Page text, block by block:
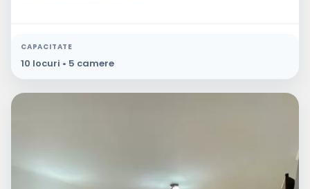
CAPACITATE
10 locuri • 5 camere